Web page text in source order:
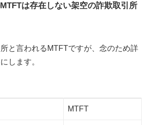
は存在しない架空の詐欺取引所
と言われるMTFTですが、念のため詳
します。
MTFT